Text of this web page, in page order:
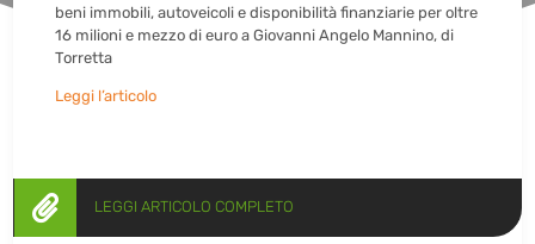
beni immobili, autoveicoli e disponibilità finanziarie per oltre
16 milioni e mezzo di euro a Giovanni Angelo Mannino, di
Torretta
Leggi l’articolo
 LEGGI ARTICOLO COMPLETO